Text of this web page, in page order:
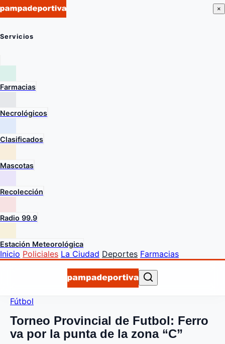
×
Servicios
Farmacias
Necrológicos
Clasificados
Mascotas
Recolección
Radio 99.9
Estación Meteorológica
Inicio Policiales La Ciudad Deportes Farmacias
Fútbol
Torneo Provincial de Futbol: Ferro
va por la punta de la zona “C”